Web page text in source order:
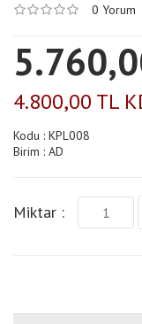
0 Yorum
4.800,00 TL
Kodu : KPL008
Birim : AD
Miktar :